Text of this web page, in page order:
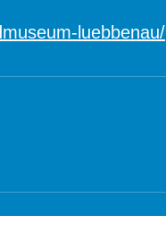
luebbenau/